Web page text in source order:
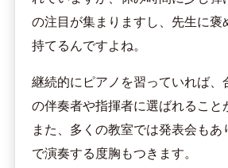
の注目が集まりますし、先生に褒
持てるんですよね。
継続的にピアノを習っていれば、
の伴奏者や指揮者に選ばれること
また、多くの教室では発表会もあ
で演奏する度胸もつきます。